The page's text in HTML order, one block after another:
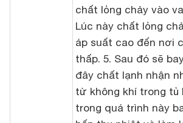
chất lỏng chảy vào
Lúc này chất lỏng
áp suất cao đến nơi
thấp. 5. Sau đó sẽ
đây chất lạnh nhận
từ không khí trong tủ
trong quá trình này